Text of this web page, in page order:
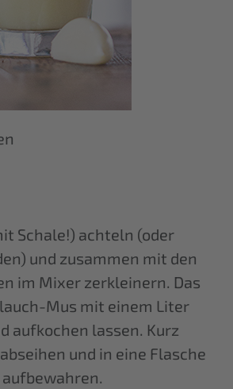
Schale!) achteln (oder
und zusammen mit den
im Mixer zerkleinern. Das
Mus mit einem Liter
aufkochen lassen. Kurz
und in eine Flasche